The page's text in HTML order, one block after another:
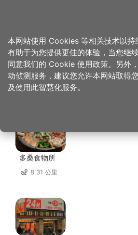
首页 > 想去的地方 > 美食、购物 > 新玉清木
新玉清木器行
多桑食物所
8.31 公里
本网站使用 Cookies 等相关技术以持
有助于为您提供更佳的体验，当您继
同意我们的 Cookie 使用政策。另外
动侦测服务，建议您允许本网站取得
及使用此智慧化服务。